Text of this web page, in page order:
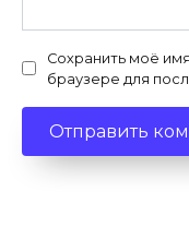
Сохранить моё
браузере для